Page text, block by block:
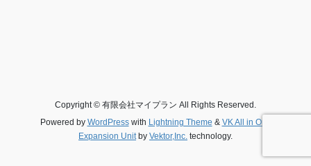
Copyright © 有限会社マイプラン All Rights Reserved.
Powered by WordPresswith Lightning Theme & VK All in One
Expansion Unit by Vektor,Inc. technology.